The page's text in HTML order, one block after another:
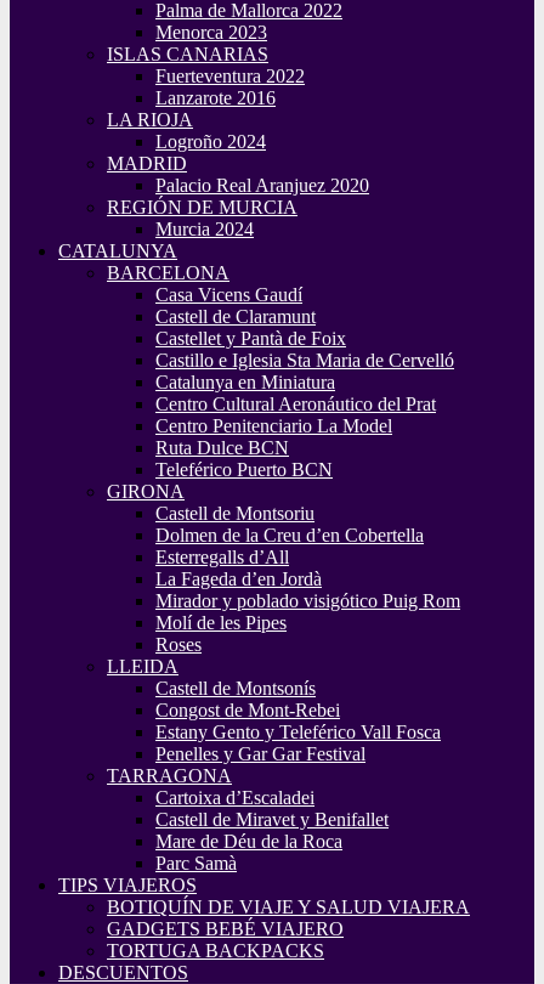
Palma de Mallorca 2022
Menorca 2023
ISLAS CANARIAS
Fuerteventura 2022
Lanzarote 2016
LA RIOJA
Logroño 2024
MADRID
Palacio Real Aranjuez 2020
REGIÓN DE MURCIA
Murcia 2024
CATALUNYA
BARCELONA
Casa Vicens Gaudí
Castell de Claramunt
Castellet y Pantà de Foix
Castillo e Iglesia Sta Maria de Cervelló
Catalunya en Miniatura
Centro Cultural Aeronáutico del Prat
Centro Penitenciario La Model
Ruta Dulce BCN
Teleférico Puerto BCN
GIRONA
Castell de Montsoriu
Dolmen de la Creu d’en Cobertella
Esterregalls d’All
La Fageda d’en Jordà
Mirador y poblado visigótico Puig Rom
Molí de les Pipes
Roses
LLEIDA
Castell de Montsonís
Congost de Mont-Rebei
Estany Gento y Teleférico Vall Fosca
Penelles y Gar Gar Festival
TARRAGONA
Cartoixa d’Escaladei
Castell de Miravet y Benifallet
Mare de Déu de la Roca
Parc Samà
TIPS VIAJEROS
BOTIQUÍN DE VIAJE Y SALUD VIAJERA
GADGETS BEBÉ VIAJERO
TORTUGA BACKPACKS
DESCUENTOS